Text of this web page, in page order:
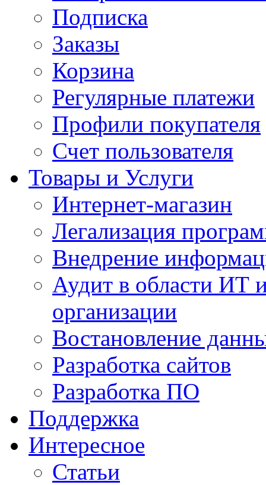
Подписка
Заказы
Корзина
Регулярные платежи
Профили покупателя
Счет пользователя
Товары и Услуги
Интернет-магазин
Легализация
Внедрение
Аудит в области ИТ
организации
Востановление
Разработка сайтов
Разработка ПО
Поддержка
Интересное
Статьи